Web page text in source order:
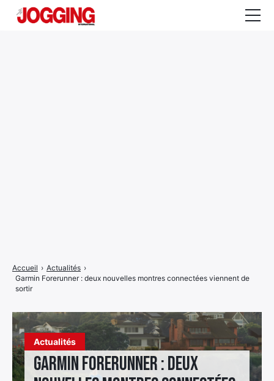
Actualités
Garmin Forerunner : deux
Accueil › Actualités ›
Garmin Forerunner : deux nouvelles montres connectées viennent de
sortir
de
menude
menu
de
menu